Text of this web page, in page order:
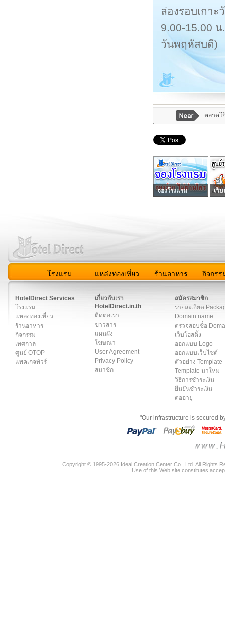
ล่องรอบเกาะ
9.00-15.00
วันพฤหัสบดี)
ตลาดโ
จองโรงแรม เว็บ
โรงแรม แหล่งท่องเที่ยว ร้านอาหาร กิจกรร
HotelDirect Services
โรงแรม
แหล่งท่องเที่ยว
ร้านอาหาร
กิจกรรม
เทศกาล
ศูนย์ OTOP
แพคเกจทัวร์
เกี่ยวกับเรา
HotelDirect.in.th
ติดต่อเรา
ข่าวสาร
แผนผัง
โฆษณา
User Agreement
Privacy Policy
สมาชิก
สมัครสมาชิก
รายละเอียด
Domain name
ตรวจสอบชื่อ
เว็บโฮสติ้ง
ออกแบบ Logo
ออกแบบเว็บไซต์
ตัวอย่าง Template
Template มาใหม่
วิธีการชำระเงิน
ยืนยันชำระเงิน
ต่ออายุ
"Our infrastructure is secured
Copyright © 1995-2026 Ideal Creation Center Co., Ltd. All Rights
Use of this Web site constitutes